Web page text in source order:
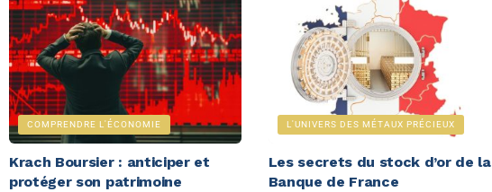
COMPRENDRE L'ÉCONOMIE
Krach Boursier : anticiper et
protéger son patrimoine
L'UNIVERS DES MÉTAUX PRÉCIEUX
Les secrets du stock d’or de la
Banque de France